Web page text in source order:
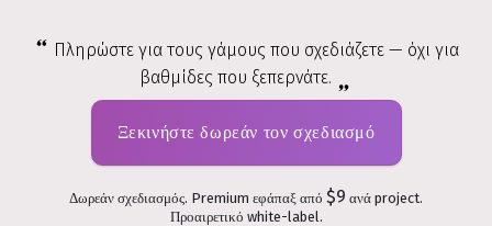
Πληρώστε για τους γάμους που σχεδιάζετε — όχι για
βαθμίδες που ξεπερνάτε.
Ξεκινήστε δωρεάν τον σχεδιασμό
Δωρεάν σχεδιασμός. Premium εφάπαξ από $9 ανά project.
Προαιρετικό white-label.